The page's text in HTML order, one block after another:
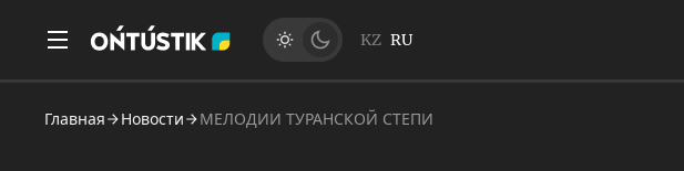
KZ RU
Главная Новости МЕЛОДИИ ТУРАНСКОЙ СТЕПИ